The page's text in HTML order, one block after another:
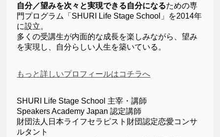
自分／望みを次々と実現できる自分になるための専
門プログラム「SHURI Life Stage School」を2014年
に設立。
多くの受講生が内面的な成長を楽しみながら、望み
を実現し、自分らしい人生を築いている。
もっと詳しいプロフィールはコチラへ
SHURI Life Stage School 主宰・講師
Speakers Academy Japan 認定講師
財団法人日本ライフセラピスト財団認定恋愛コンサ
ルタント